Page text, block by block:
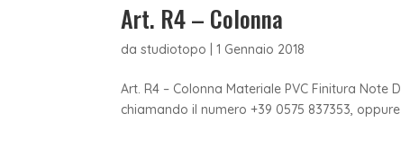
Art. R4 – Colonna
dastudiotopo |1 Gennaio 2018
Art. R4 – Colonna Materiale PVC Finitura
chiamando il numero +39 0575 837353,